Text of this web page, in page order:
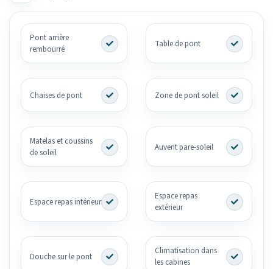
Pont arrière
rembourré
Table de pont
Chaises de pont Zone de pont soleil
Matelas et coussins
de soleil
Auvent pare-soleil
Espace repas intérieur
Espace repas
extérieur
Douche sur le pont
Climatisation dans
les cabines